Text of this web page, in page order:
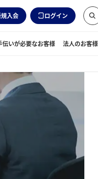
入会 ログイン
伝いが必要なお客様 法人のお客様